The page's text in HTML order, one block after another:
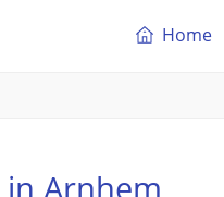
Home
in Arnhem